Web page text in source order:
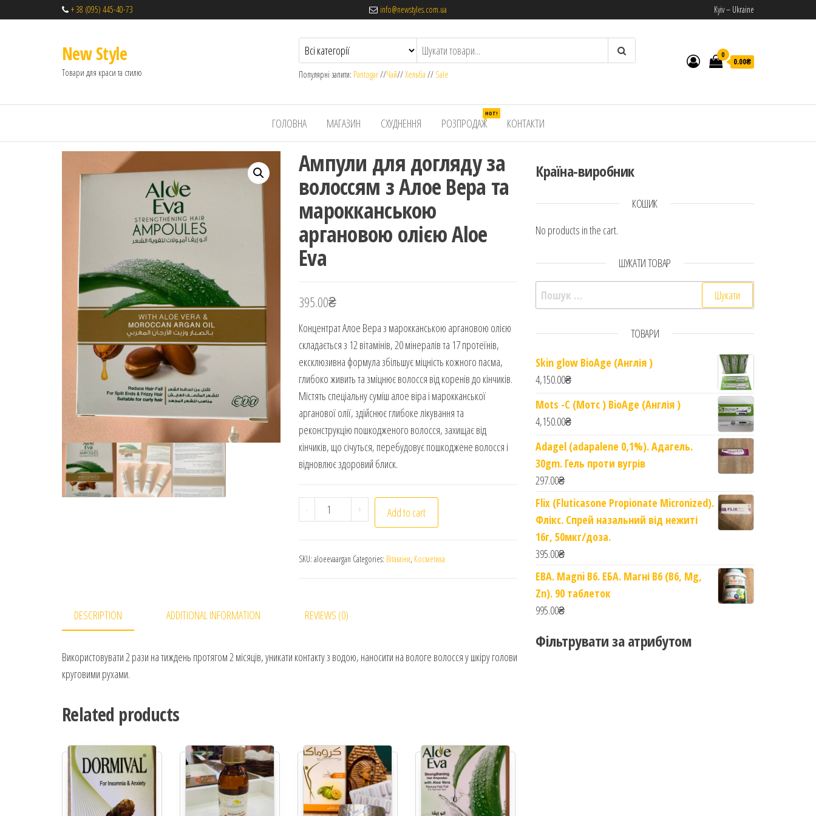
+ 38 (095) 445-40-73 info@newstyles.com.ua Kyiv – Ukraine
New Style
Товари для краси та стилю Популярні запити: Pantogar//Чай//Хельба // Sale
0
0.00₴
ГОЛОВНА МАГАЗИН СХУДНЕННЯ РОЗПРОДАЖ
HOT!
КОНТАКТИ
Ампули для догляду за
волоссям з Алое Вера та
марокканською
аргановою олією Aloe
Eva
395.00₴
Концентрат Алое Вера з марокканською аргановою олією
складається з 12 вітамінів, 20 мінералів та 17 протеїнів,
ексклюзивна формула збільшує міцність кожного пасма,
глибоко живить та зміцнює волосся від коренів до кінчиків.
Містять спеціальну суміш алое віра і марокканської
арганової олії, здійснює глибоке лікування та
реконструкцію пошкодженого волосся, захищає від
кінчиків, що січуться, перебудовує пошкоджене волосся і
відновлює здоровий блиск.
- Ампули для догляду за волоссям з Алое Вера та марокканською аргановою олією Aloe Eva quantity
+ Add to cart
SKU: aloeevaargan Categories: Вітаміни, Косметика
DESCRIPTION ADDITIONAL INFORMATION REVIEWS (0)
Використовувати 2 рази на тиждень протягом 2 місяців, уникати контакту з водою, наносити на вологе волосся у шкіру голови
круговими рухами.
Related products
Країна-виробник
КОШИК
No products in the cart.
ШУКАТИ ТОВАР
Пошук:
ТОВАРИ
Skin glow BioAge (Англія )
4,150.00₴
Mots -C (Мотс ) BioAge (Англія )
4,150.00₴
Adagel (adapalene 0,1%). Адагель.
30gm. Гель проти вугрів
297.00₴
Flix (Fluticasone Propionate Micronized).
Флікс. Спрей назальний від нежиті
16г, 50мкг/доза.
395.00₴
EBA. Magni B6. ЕБА. Магні B6 (B6, Mg,
Zn). 90 таблеток
995.00₴
Фільтрувати за атрибутом